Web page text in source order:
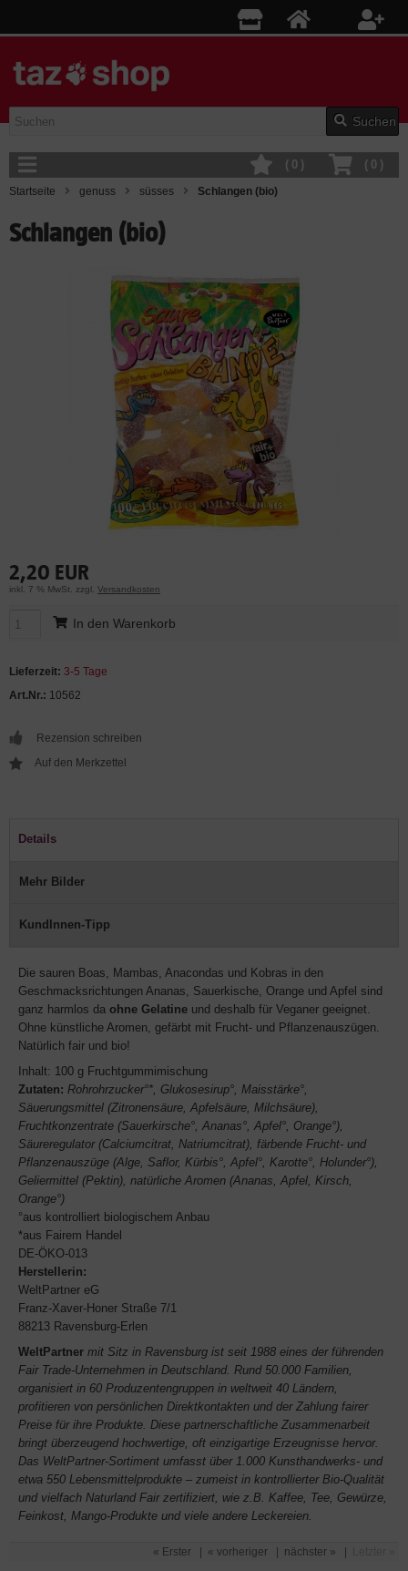
Suchen
( 0 )
( 0 )
Startseite genuss süsses Schlangen (bio)
Schlangen (bio)
2,20 EUR
inkl. 7 % MwSt. zzgl. Versandkosten
In den Warenkorb
Lieferzeit: 3-5 Tage
Art.Nr.: 10562
Rezension schreiben
Details
Mehr Bilder
KundInnen-Tipp
Die sauren Boas, Mambas, Anacondas und Kobras in den
Geschmacksrichtungen Ananas, Sauerkische, Orange und Apfel sind
ganz harmlos da ohne Gelatine und deshalb für Veganer geeignet.
Ohne künstliche Aromen, gefärbt mit Frucht- und Pflanzenauszügen.
Natürlich fair und bio!
Inhalt: 100 g Fruchtgummimischung
Zutaten: Rohrohrzucker°*, Glukosesirup°, Maisstärke°,
Säuerungsmittel (Zitronensäure, Apfelsäure, Milchsäure),
Fruchtkonzentrate (Sauerkirsche°, Ananas°, Apfel°, Orange°),
Säureregulator (Calciumcitrat, Natriumcitrat), färbende Frucht- und
Pflanzenauszüge (Alge, Saflor, Kürbis°, Apfel°, Karotte°, Holunder°),
Geliermittel (Pektin), natürliche Aromen (Ananas, Apfel, Kirsch,
Orange°)
°aus kontrolliert biologischem Anbau
*aus Fairem Handel
DE-ÖKO-013
Herstellerin:
WeltPartner eG
Franz-Xaver-Honer Straße 7/1
88213 Ravensburg-Erlen
WeltPartner mit Sitz in Ravensburg ist seit 1988 eines der führenden
Fair Trade-Unternehmen in Deutschland. Rund 50.000 Familien,
organisiert in 60 Produzentengruppen in weltweit 40 Ländern,
profitieren von persönlichen Direktkontakten und der Zahlung fairer
Preise für ihre Produkte. Diese partnerschaftliche Zusammenarbeit
bringt überzeugend hochwertige, oft einzigartige Erzeugnisse hervor.
Das WeltPartner-Sortiment umfasst über 1.000 Kunsthandwerks- und
etwa 550 Lebensmittelprodukte – zumeist in kontrollierter Bio-Qualität
und vielfach Naturland Fair zertifiziert, wie z.B. Kaffee, Tee, Gewürze,
Feinkost, Mango-Produkte und viele andere Leckereien.
« Erster « vorheriger nächster »